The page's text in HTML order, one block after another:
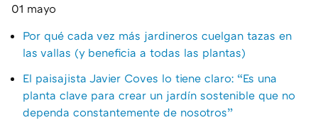
01 mayo
Por qué cada vez más jardineros cuelgan tazas en
las vallas (y beneficia a todas las plantas)
El paisajista Javier Coves lo tiene claro: “Es una
planta clave para crear un jardín sostenible que no
dependa constantemente de nosotros”